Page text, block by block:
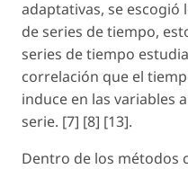
adaptativas, se
de series de tiempo,
series de tiempo
correlación que el
induce en las variables
serie. [7] [8] [13].
Dentro de los métodos